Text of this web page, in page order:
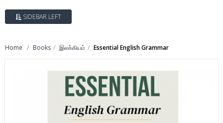
SIDEBAR LEFT
Home Books இலக்கியம் Essential English Grammar